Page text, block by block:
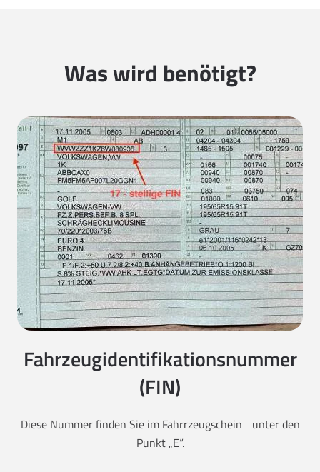
Was wird benötigt?
Fahrzeugidentifikationsnummer
(FIN)
Diese Nummer finden Sie im Fahrrzeugschein unter den
Punkt „E“.